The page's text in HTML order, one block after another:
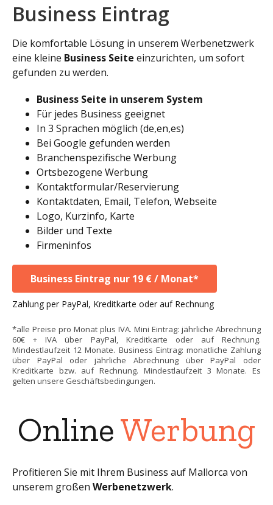
Business Eintrag
Die komfortable Lösung in unserem Werbenetzwerk
eine kleine Business Seite einzurichten, um sofort
gefunden zu werden.
Business Seite in unserem System
Für jedes Business geeignet
In 3 Sprachen möglich (de,en,es)
Bei Google gefunden werden
Branchenspezifische Werbung
Ortsbezogene Werbung
Kontaktformular/Reservierung
Kontaktdaten, Email, Telefon, Webseite
Logo, Kurzinfo, Karte
Bilder und Texte
Firmeninfos
Business Eintrag nur 19 € / Monat*
Zahlung per PayPal, Kreditkarte oder auf Rechnung
*alle Preise pro Monat plus IVA. Mini Eintrag: jährliche Abrechnung
60€ + IVA über PayPal, Kreditkarte oder auf Rechnung.
Mindestlaufzeit 12 Monate. Business Eintrag: monatliche Zahlung
über PayPal oder jährliche Abrechnung über PayPal oder
Kreditkarte bzw. auf Rechnung. Mindestlaufzeit 3 Monate. Es
gelten unsere Geschäftsbedingungen.
OnlineWerbung
Profitieren Sie mit Ihrem Business auf Mallorca von
unserem großen Werbenetzwerk.